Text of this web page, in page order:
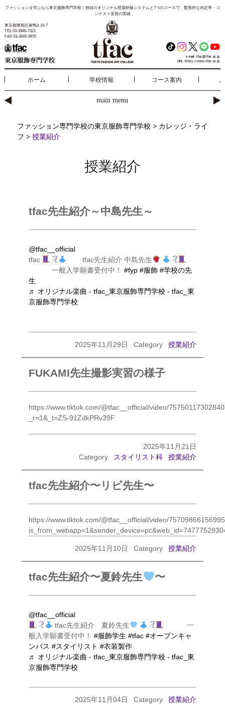
ファッションを学ぶなら東京服飾専門学校！独自のオリジナル現場研修システムと7つのコースで、驚異的な内定率・コ
ンテスト受賞の実績
東京都豊島区巣鴨1-19-7
TEL 03-3946-7321
FAX 03-3945-9970
e-mail: tfac@tfac.ac.jp
URL: https://www.tfac.ac.jp
ホーム 学校情報 コース案内
main menu
ファッション専門学校の東京服飾専門学校 > カレッジ・ライ
フ > 授業紹介
授業紹介
tfac先生紹介～中島先生～
@tfac__official
tfac
tfac先生紹介 中島先生
一般入学願書受付中！#fyp #服飾 #学校の先
生
♬ オリジナル楽曲 - tfac_東京服飾専門学校 - tfac_東
京服飾専門学校
2025年11月29日 Category 授業紹介
FUKAMI先生撮影実習の様子
https://www.tiktok.com/@tfac__official/video/
_r=1&_t=ZS-91ZdkPRv39F
2025年11月21日
Category
スタイリスト科 授業紹介
tfac先生紹介〜リビ先生〜
https://www.tiktok.com/@tfac__official/video/
2025年11月10日 Category 授業紹介
tfac先生紹介〜夏鈴先生 〜
@tfac__official
tfac先生紹介 夏鈴先生
一
般入学願書受付中！#服飾学生 #tfac #オープンキャ
ンパス #スタイリスト #衣装製作
♬ オリジナル楽曲 - tfac_東京服飾専門学校 - tfac_東
京服飾専門学校
2025年11月04日 Category 授業紹介